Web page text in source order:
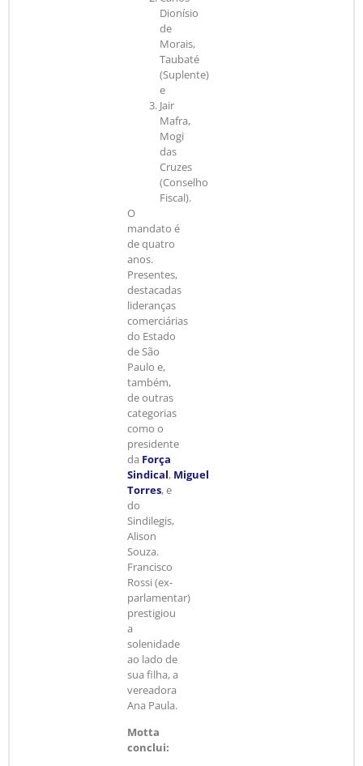
Dionísio
de
Morais,
Taubaté
(Suplente)
e
Jair
Mafra,
Mogi
das
Cruzes
(Conselho
Fiscal).
O
mandato é
de quatro
anos.
Presentes,
destacadas
lideranças
comerciárias
do Estado
de São
Paulo e,
também,
de outras
categorias
como o
presidente
da Força
Sindical, Miguel
Torres, e
do
Sindilegis,
Alison
Souza.
Francisco
Rossi (ex-
parlamentar)
prestigiou
a
solenidade
ao lado de
sua filha, a
vereadora
Ana Paula.
Motta
conclui: